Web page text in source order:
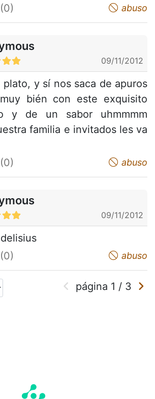
I do not appreciate abuso
09/11/2012
plato, y sí nos saca de apuros
bién con este exquisito
y de un sabor uhmmmm
familia e invitados les va
I do not appreciate abuso
09/11/2012
I do not appreciate abuso
página 1 / 3